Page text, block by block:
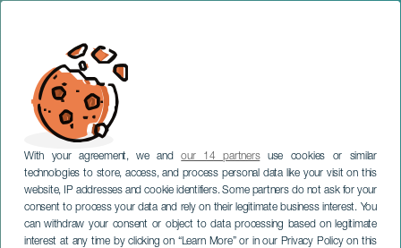
With your agreement, we andour 14 partnersuse cookies or similar
technologies to store, access, and process personal data like your visit on this
website, IP addresses and cookie identifiers. Some partners do not ask for your
consent to process your data and rely on their legitimate business interest. You
can withdraw your consent or object to data processing based on legitimate
interest at any time by clicking on “Learn More” or in our Privacy Policy on this
TENERIFFA